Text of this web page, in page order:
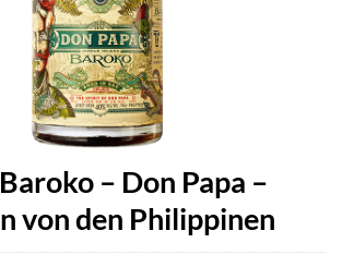
– Don Papa –
von den Philippinen